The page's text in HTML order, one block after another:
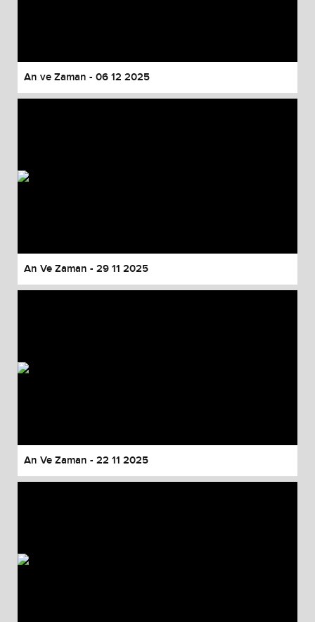
An ve Zaman - 06 12 2025
An Ve Zaman - 29 11 2025
An Ve Zaman - 22 11 2025